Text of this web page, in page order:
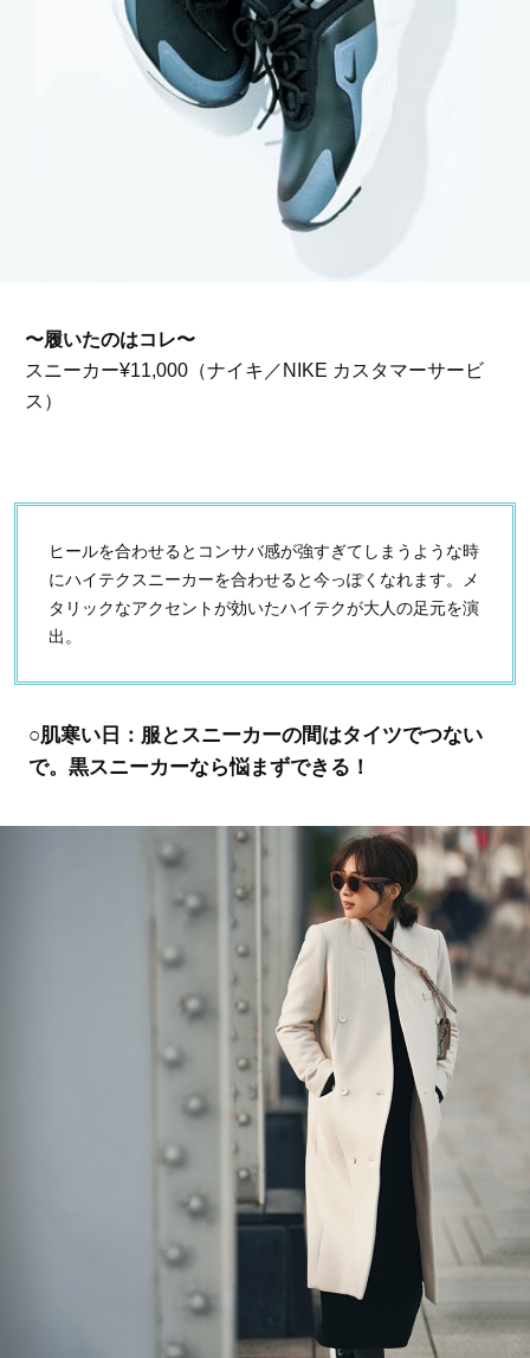
〜履いたのはコレ〜
スニーカー¥11,000（ナイキ／NIKE カスタマーサービ
ス）
ヒールを合わせるとコンサバ感が強すぎてしまうような時
にハイテクスニーカーを合わせると今っぽくなれます。メ
タリックなアクセントが効いたハイテクが大人の足元を演
出。
○肌寒い日：服とスニーカーの間はタイツでつない
で。黒スニーカーなら悩まずできる！